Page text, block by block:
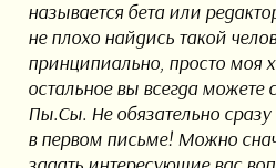
называется бета или
не плохо найдись такой
принципиально, просто моя
остальное вы всегда можете
Пы.Сы. Не обязательно сразу
в первом письме! Можно